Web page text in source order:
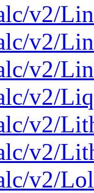
v2/
v2/
v2/
v2/
v2/
v2/
v2/